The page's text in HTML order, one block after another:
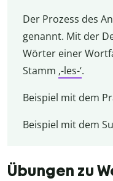
Der Prozess des
genannt. Mit der
Wörter einer
Stamm ‚-les-‘.
Beispiel mit dem
Beispiel mit dem
Übungen zu